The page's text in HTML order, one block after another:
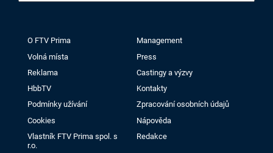
O FTV Prima
Management
Volná místa
Press
Reklama
Castingy a výzvy
HbbTV
Kontakty
Podmínky užívání
Zpracování osobních údajů
Cookies
Nápověda
Vlastník FTV Prima spol. s
r.o.
Redakce